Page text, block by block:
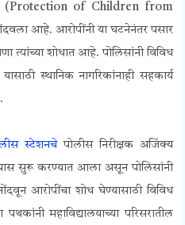
(Protection of Children from
आहे. आरोपींनी या घटनेनंतर पसार
त्यांच्या शोधात आहे. पोलिसांनी विविध
स्थानिक नागरिकांनाही सहकार्य
स्टेशनचेपोलीस निरीक्षक अजिंक्य
सुरू करण्यात आला असून पोलिसांनी
आरोपींचा शोध घेण्यासाठी विविध
महाविद्यालयाच्या परिसरातील